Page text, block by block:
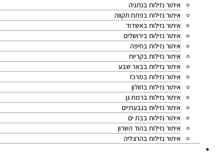
איתור נזילות בנתניה
איתור נזילות בפתח תקווה
איתור נזילות באשדוד
איתור נזילות בירושלים
איתור נזילות בחיפה
איתור נזילות בקריות
איתור נזילות בבאר שבע
איתור נזילות במרכז
איתור נזילות בחולון
איתור נזילות ברמת גן
איתור נזילות בגבעתיים
איתור נזילות בבת ים
איתור נזילות בהוד השרון
איתור נזילות בהרצליה